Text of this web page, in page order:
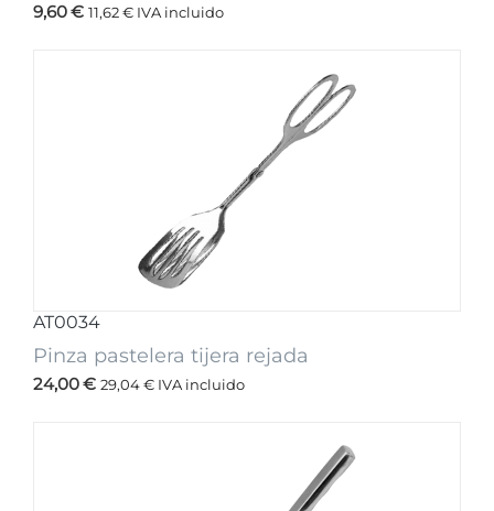
9,60€ 11,62€ IVA incluido
AT0034
Pinza pastelera tijera rejada
24,00€ 29,04€ IVA incluido